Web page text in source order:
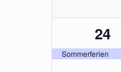
1
24
Sommerferien